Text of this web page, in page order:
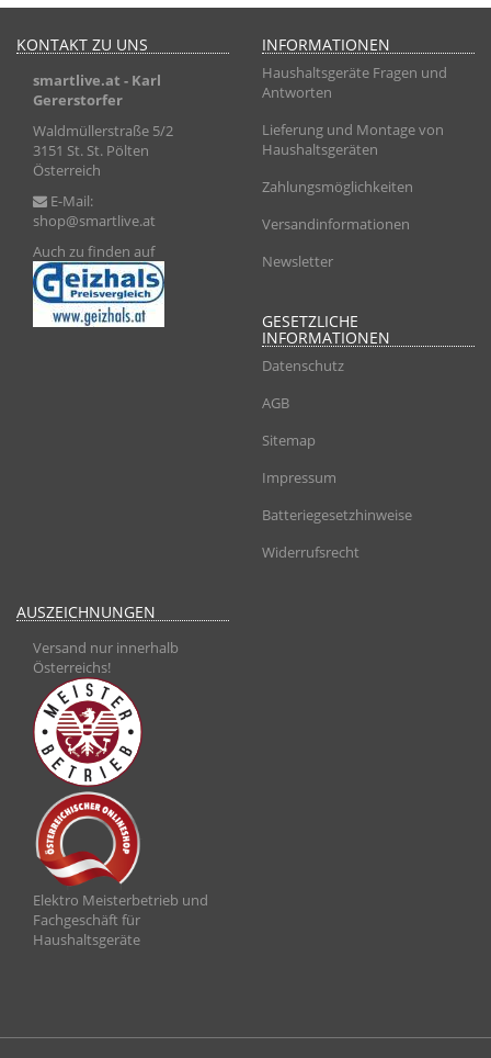
KONTAKT ZU UNS
smartlive.at - Karl
Gererstorfer
Waldmüllerstraße 5/2
3151 St. St. Pölten
Österreich
E-Mail:
shop@smartlive.at
Auch zu finden auf
INFORMATIONEN
Haushaltsgeräte Fragen und
Antworten
Lieferung und Montage von
Haushaltsgeräten
Zahlungsmöglichkeiten
Versandinformationen
Newsletter
GESETZLICHE
INFORMATIONEN
Datenschutz
AGB
Sitemap
Impressum
Batteriegesetzhinweise
Widerrufsrecht
AUSZEICHNUNGEN
Versand nur innerhalb
Österreichs!
Elektro Meisterbetrieb und
Fachgeschäft für
Haushaltsgeräte